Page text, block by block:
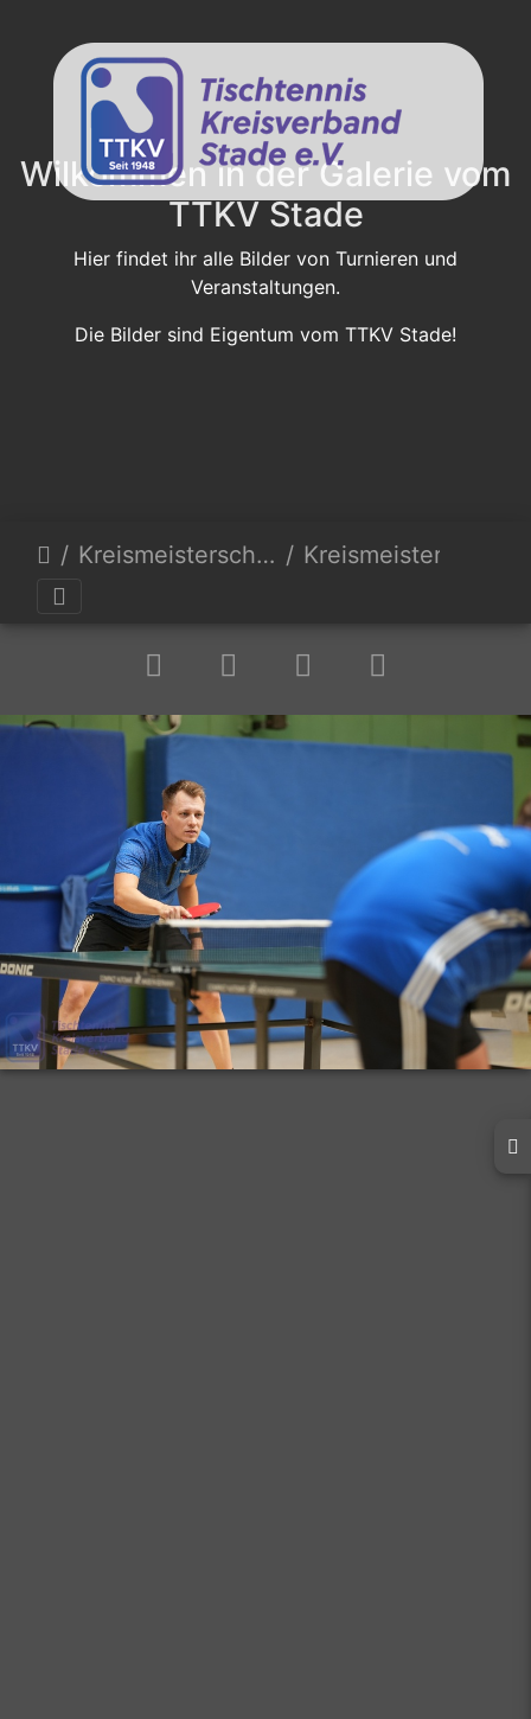
Wilkommen in der Galerie vom
TTKV Stade
Hier findet ihr alle Bilder von Turnieren und
Veranstaltungen.
Die Bilder sind Eigentum vom TTKV Stade!
Kreismeisterschaften 23 Kreismeisterschaft TTKV Stade 23-142